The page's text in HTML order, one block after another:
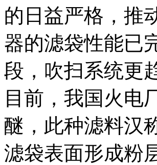
的日益严格，推
器的滤袋性能已
段，吹扫系统更
目前，我国火电
醚，此种滤料汉
滤袋表面形成粉